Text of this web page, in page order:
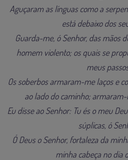
Aguçaram as línguas como a
está debaixo dos
Guarda-me, ó Senhor, das mãos
homem violento; os quais se
meus
Os soberbos armaram-me laços e
ao lado do caminho;
Eu disse ao Senhor: Tu és o meu
súplicas, ó
Ó Deus o Senhor, fortaleza da
minha cabeça no dia